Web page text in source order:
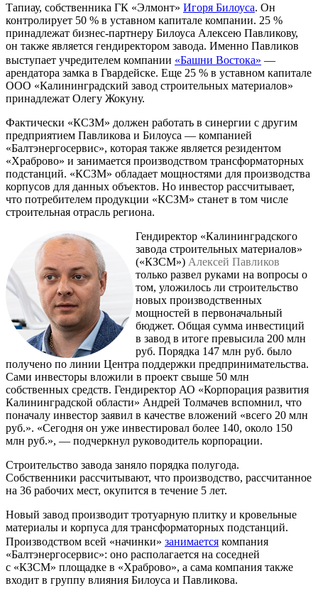
Тапиау, собственника ГК «Элмонт» Игоря Билоуса. Он
контролирует 50 % в уставном капитале компании. 25 %
принадлежат бизнес-партнеру Билоуса Алексею Павликову,
он также является гендиректором завода. Именно Павликов
выступает учредителем компании «Башни Востока» —
арендатора замка в Гвардейске. Еще 25 % в уставном капитале
ООО «Калининградский завод строительных материалов»
принадлежат Олегу Жокуну.
Фактически «КСЗМ» должен работать в синергии с другим
предприятием Павликова и Билоуса — компанией
«Балтэнергосервис», которая также является резидентом
«Храброво» и занимается производством трансформаторных
подстанций. «КСЗМ» обладает мощностями для производства
корпусов для данных объектов. Но инвестор рассчитывает,
что потребителем продукции «КСЗМ» станет в том числе
строительная отрасль региона.
Гендиректор «Калининградского
завода строительных материалов»
(«КЗСМ») Алексей Павликов
только развел руками на вопросы о
том, уложилось ли строительство
новых производственных
мощностей в первоначальный
бюджет. Общая сумма инвестиций
в завод в итоге превысила 200 млн
руб. Порядка 147 млн руб. было
получено по линии Центра поддержки предпринимательства.
Сами инвесторы вложили в проект свыше 50 млн
собственных средств. Гендиректор АО «Корпорация развития
Калининградской области» Андрей Толмачев вспомнил, что
поначалу инвестор заявил в качестве вложений «всего 20 млн
руб.». «Сегодня он уже инвестировал более 140, около 150
млн руб.», — подчеркнул руководитель корпорации.
Строительство завода заняло порядка полугода.
Собственники рассчитывают, что производство, рассчитанное
на 36 рабочих мест, окупится в течение 5 лет.
Новый завод производит тротуарную плитку и кровельные
материалы и корпуса для трансформаторных подстанций.
Производством всей «начинки» занимается компания
«Балтэнергосервис»: оно располагается на соседней
с «КЗСМ» площадке в «Храброво», а сама компания также
входит в группу влияния Билоуса и Павликова.